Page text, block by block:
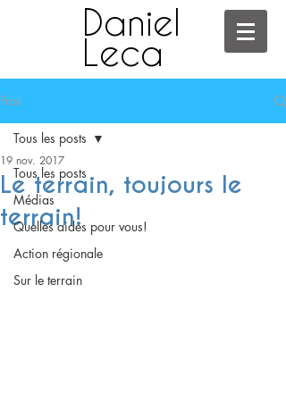
Daniel
Leca
Post
Tous les posts
Médias
Quelles aides pour vous!
Action régionale
Sur le terrain
Tous les posts
Le terrain, toujours le
terrain!
19 nov. 2017